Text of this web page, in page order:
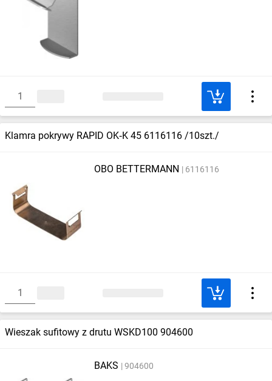
Klamra pokrywy RAPID OK‑K 45 6116116 /10szt./
OBO BETTERMANN 6116116
Wieszak sufitowy z drutu WSKD100 904600
BAKS 904600